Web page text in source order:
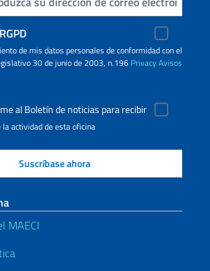
de mis datos personales de conformidad con el
30 de junio de 2003, n.196 PrivacyAvisos
al Boletín de noticias para recibir
actividad de esta oficina
MAECI